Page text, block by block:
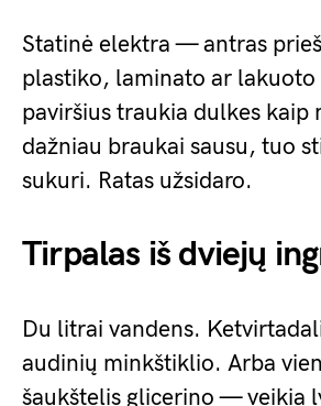
Statinė elektra — antras
plastiko, laminato ar lakuoto
paviršius traukia dulkes kaip
dažniau braukai sausu, tuo
sukuri. Ratas užsidaro.
Tirpalas iš dviejų
Du litrai vandens.
audinių minkštiklio. Arba
šaukštelis glicerino — veikia